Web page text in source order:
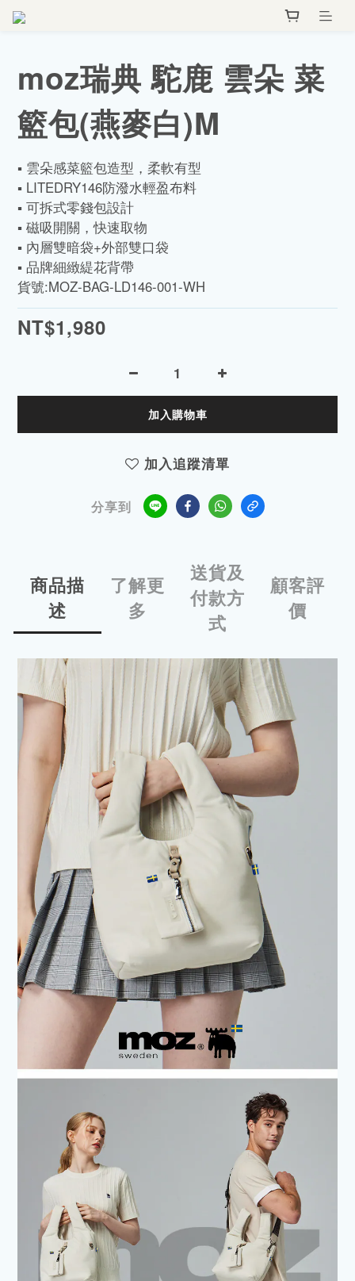
moz瑞典 駝鹿 雲朵 菜
籃包(燕麥白)M
▪️ 雲朵感菜籃包造型，柔軟有型
▪️ LITEDRY146防潑水輕盈布料
▪️ 可拆式零錢包設計
▪️ 磁吸開關，快速取物
▪️ 內層雙暗袋+外部雙口袋
▪️ 品牌細緻緹花背帶
貨號:MOZ-BAG-LD146-001-WH
NT$1,980
加入購物車
加入追蹤清單
分享到
商品描
述
了解更
多
送貨及
付款方
式
顧客評
價